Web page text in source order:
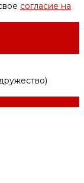
согласие на